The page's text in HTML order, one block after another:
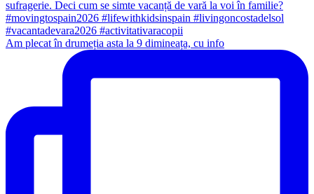
Am plecat în drumeția asta la 9 dimineața, cu info